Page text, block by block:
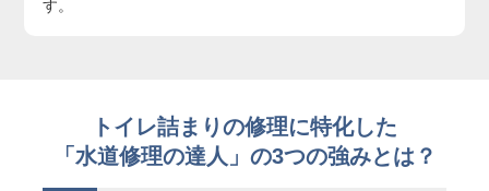
す。
トイレ詰まりの修理に特化した
「水道修理の達人」の3つの強みとは？